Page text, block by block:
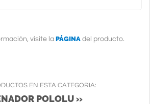
visite la PÁGINA del producto.
EN ESTA CATEGORIA:
POLOLU »